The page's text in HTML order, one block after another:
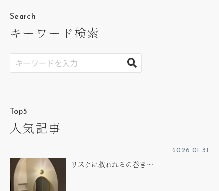
Search
キーワード検索
Top5
人気記事
2026.01.31
リスケに救われるの巻き～